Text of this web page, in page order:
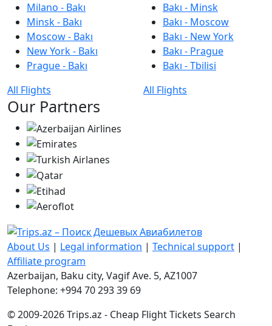
Milano - Bakı
Minsk - Bakı
Moscow - Bakı
New York - Bakı
Prague - Bakı
All Flights
Bakı - Minsk
Bakı - Moscow
Bakı - New York
Bakı - Prague
Bakı - Tbilisi
All Flights
Our Partners
About Us | Legal information | Technical support |
Affiliate program
Azerbaijan, Baku city, Vagif Ave. 5, AZ1007
Telephone: +994 70 293 39 69
© 2009-2026 Trips.az - Cheap Flight Tickets Search